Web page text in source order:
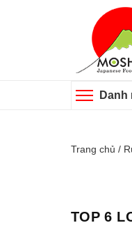
Danh
Trang chủ /
TOP 6